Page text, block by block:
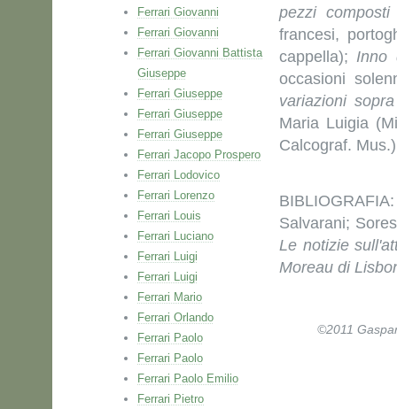
Ferrari Giovanni
Ferrari Giovanni
Ferrari Giovanni Battista
Giuseppe
Ferrari Giuseppe
Ferrari Giuseppe
Ferrari Giuseppe
Ferrari Jacopo Prospero
Ferrari Lodovico
Ferrari Lorenzo
Ferrari Louis
Ferrari Luciano
Ferrari Luigi
Ferrari Luigi
Ferrari Mario
Ferrari Orlando
Ferrari Paolo
Ferrari Paolo
Ferrari Paolo Emilio
Ferrari Pietro
pezzi
francesi,
cappella); Inno
occasioni
variazioni
Maria Luigia
Calcograf. Mus.)
Salvarani;
Le notizie
Moreau di
©2011